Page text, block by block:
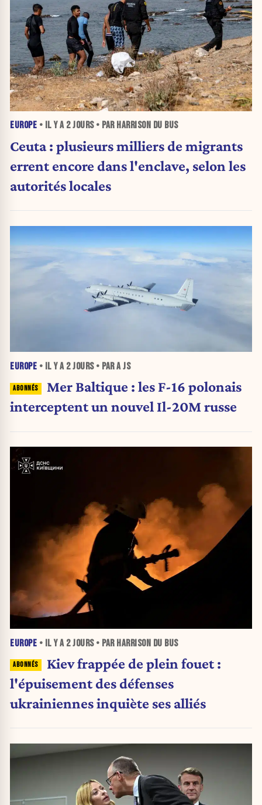
EUROPE • IL Y A 2 JOURS• PAR HARRISON DU BUS
Ceuta : plusieurs milliers de migrants
errent encore dans l'enclave, selon les
autorités locales
EUROPE • IL Y A 2 JOURS• PAR A JS
Mer Baltique : les F-16 polonais
interceptent un nouvel Il-20M russe
EUROPE • IL Y A 2 JOURS• PAR HARRISON DU BUS
Kiev frappée de plein fouet :
l'épuisement des défenses
ukrainiennes inquiète ses alliés